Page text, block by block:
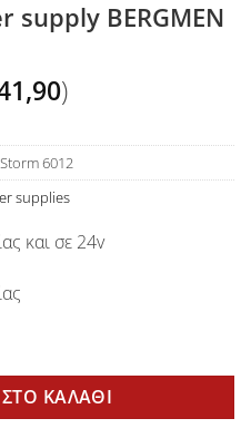
BERGMEN
)
6012
supplies
και σε 24v
ποσότητα
ΚΑΛΆΘΙ